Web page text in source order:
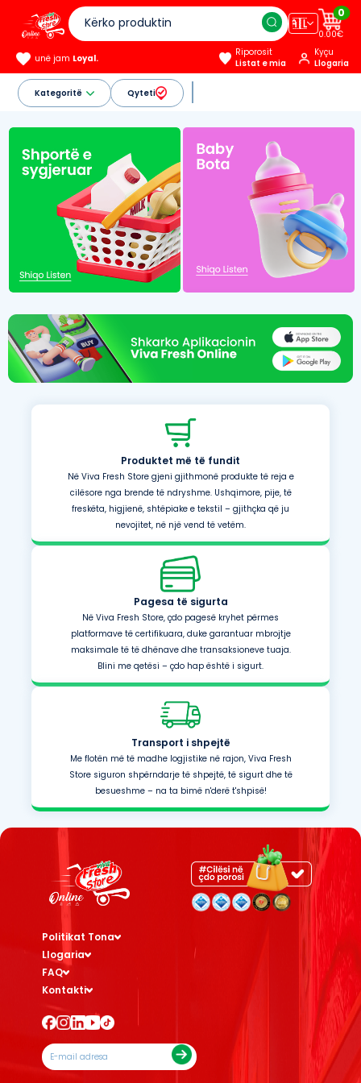
🇦🇱
0
0.00€
unë jam Loyal.
Riporosit
Listat e mia
Kyçu
Llogaria
Kategoritë Qyteti
Produktet më të fundit
Në Viva Fresh Store gjeni gjithmonë produkte të reja e
cilësore nga brende të ndryshme. Ushqimore, pije, të
freskëta, higjienë, shtëpiake e tekstil – gjithçka që ju
nevojitet, në një vend të vetëm.
Pagesa të sigurta
Në Viva Fresh Store, çdo pagesë kryhet përmes
platformave të certifikuara, duke garantuar mbrojtje
maksimale të të dhënave dhe transaksioneve tuaja.
Blini me qetësi – çdo hap është i sigurt.
Transport i shpejtë
Me flotën më të madhe logjistike në rajon, Viva Fresh
Store siguron shpërndarje të shpejtë, të sigurt dhe të
besueshme – na ta bimë n'derë t'shpisë!
Politikat Tona
Llogaria
FAQ
Kontakti